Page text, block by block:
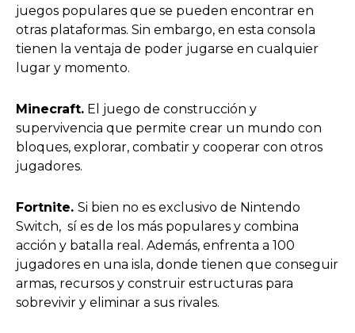
juegos populares que se pueden encontrar en
otras plataformas. Sin embargo, en esta consola
tienen la ventaja de poder jugarse en cualquier
lugar y momento.
Minecraft. El juego de construcción y
supervivencia que permite crear un mundo con
bloques, explorar, combatir y cooperar con otros
jugadores.
Fortnite. Si bien no es exclusivo de Nintendo
Switch, sí es de los más populares y combina
acción y batalla real. Además, enfrenta a 100
jugadores en una isla, donde tienen que conseguir
armas, recursos y construir estructuras para
sobrevivir y eliminar a sus rivales.